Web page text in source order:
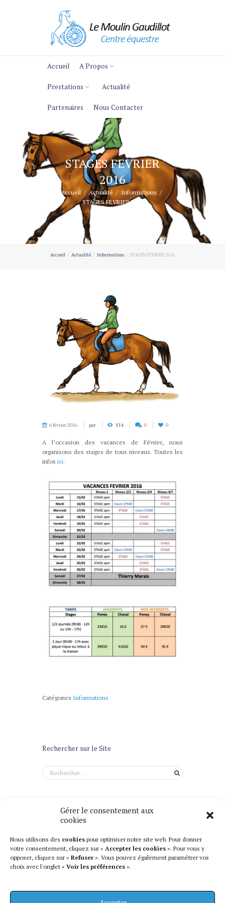
Gérer le consentement aux
cookies
Nous utilisons des cookies pour optimiser notre site web. Pour donner
votre consentement, cliquez sur « Accepter les cookies ». Pour vous y
opposer, cliquez sur « Refuser ». Vous pouvez également paramétrer vos
choix avec l'onglet « Voir les préférences ».
Accueil A Propos
Prestations Actualité
Partenaires Nous Contacter
STAGES FEVRIER
2016
Accueil Actualité
Informations
STAGES FEVRIER 2016
Accueil Actualité Informations STAGES FEVRIER 2016
6 février 2016 par 814 0 0
A l’occasion des vacances de Février, nous
organisons des stages de tous niveaux. Toutes les
infos ici.
Catégories Informations
Rechercher sur le Site